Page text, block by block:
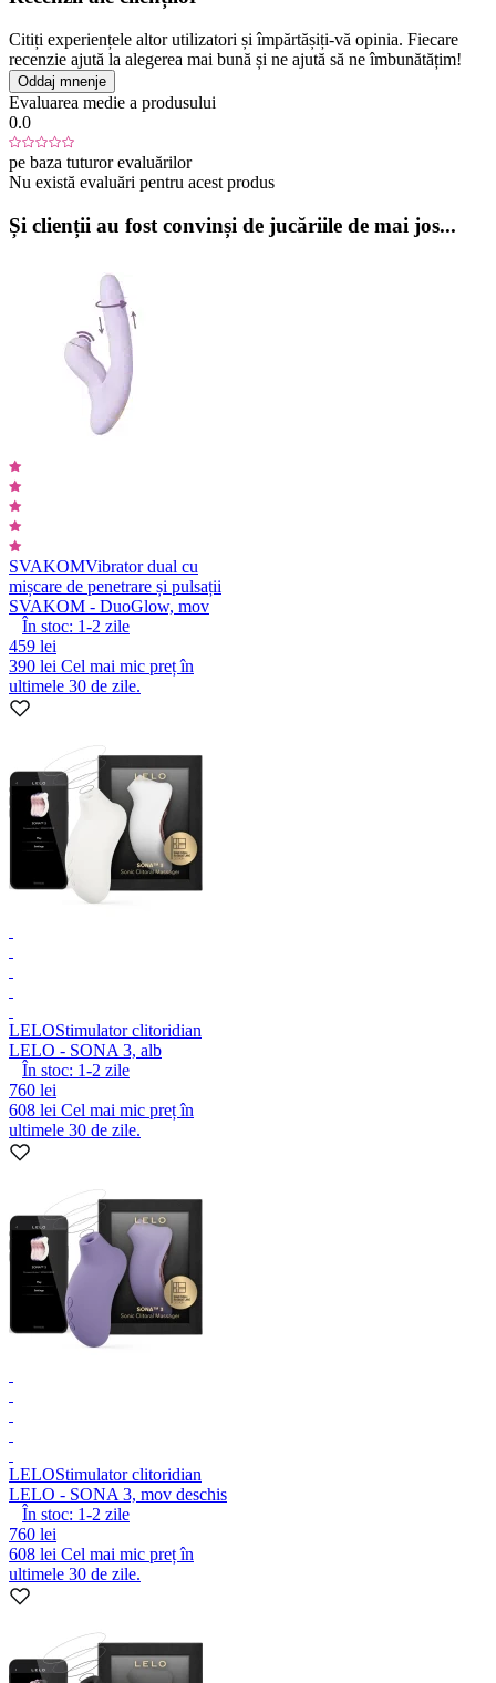
Citiți experiențele altor utilizatori și împărtășiți-vă opinia. Fiecare
recenzie ajută la alegerea mai bună și ne ajută să ne îmbunătățim!
Oddaj mnenje
Evaluarea medie a produsului
0.0
pe baza tuturor evaluărilor
Nu există evaluări pentru acest produs
Și clienții au fost convinși de jucăriile de mai jos...
SVAKOMVibrator dual cu
mișcare de penetrare și pulsații
SVAKOM - DuoGlow, mov
În stoc: 1-2 zile
459 lei
390 lei Cel mai mic preț în
ultimele 30 de zile.
LELOStimulator clitoridian
LELO - SONA 3, alb
În stoc: 1-2 zile
760 lei
608 lei Cel mai mic preț în
ultimele 30 de zile.
LELOStimulator clitoridian
LELO - SONA 3, mov deschis
În stoc: 1-2 zile
760 lei
608 lei Cel mai mic preț în
ultimele 30 de zile.